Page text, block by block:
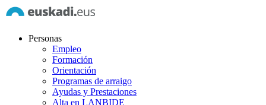
Personas
Empleo
Formación
Orientación
Programas de arraigo
Ayudas y Prestaciones
Alta en LANBIDE